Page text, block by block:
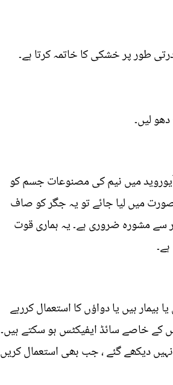
طور پر خشکی کا خاتمہ کرتا ہے۔
لیں۔
میں نیم کی مصنوعات جسم کو
میں لیا جائے تو یہ جگر کو صاف
سے مشورہ ضروری ہے۔ یہ ہماری قوت
بیمار ہیں یا دواؤں کا استعمال کررہے
کے خاصے سائڈ ایفیکٹس ہو سکتے ہیں۔
دیکھے گئے ، جب بھی استعمال کریں